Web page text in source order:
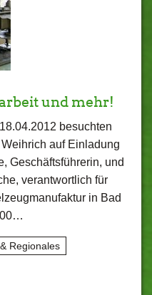
und mehr!
besuchten
auf Einladung
Geschäftsführerin, und
verantwortlich für
in Bad
Regionales